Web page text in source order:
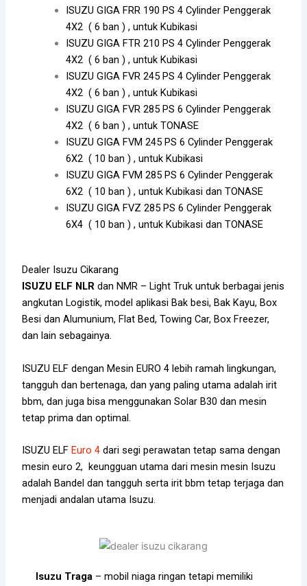
ISUZU GIGA FRR 190 PS 4 Cylinder Penggerak
4X2 ( 6 ban ) , untuk Kubikasi
ISUZU GIGA FTR 210 PS 4 Cylinder Penggerak
4X2 ( 6 ban ) , untuk Kubikasi
ISUZU GIGA FVR 245 PS 4 Cylinder Penggerak
4X2 ( 6 ban ) , untuk Kubikasi
ISUZU GIGA FVR 285 PS 6 Cylinder Penggerak
4X2 ( 6 ban ) , untuk TONASE
ISUZU GIGA FVM 245 PS 6 Cylinder Penggerak
6X2 ( 10 ban ) , untuk Kubikasi
ISUZU GIGA FVM 285 PS 6 Cylinder Penggerak
6X2 ( 10 ban ) , untuk Kubikasi dan TONASE
ISUZU GIGA FVZ 285 PS 6 Cylinder Penggerak
6X4 ( 10 ban ) , untuk Kubikasi dan TONASE
Dealer Isuzu Cikarang
ISUZU ELF NLR dan NMR – Light Truk untuk berbagai jenis
angkutan Logistik, model aplikasi Bak besi, Bak Kayu, Box
Besi dan Alumunium, Flat Bed, Towing Car, Box Freezer,
dan lain sebagainya.
ISUZU ELF dengan Mesin EURO 4 lebih ramah lingkungan,
tangguh dan bertenaga, dan yang paling utama adalah irit
bbm, dan juga bisa menggunakan Solar B30 dan mesin
tetap prima dan optimal.
ISUZU ELF Euro 4 dari segi perawatan tetap sama dengan
mesin euro 2, keungguan utama dari mesin mesin Isuzu
adalah Bandel dan tangguh serta irit bbm tetap terjaga dan
menjadi andalan utama Isuzu.
Isuzu Traga – mobil niaga ringan tetapi memiliki